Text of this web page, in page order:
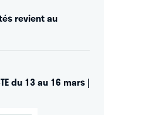
revient au
du 13 au 16 mars |